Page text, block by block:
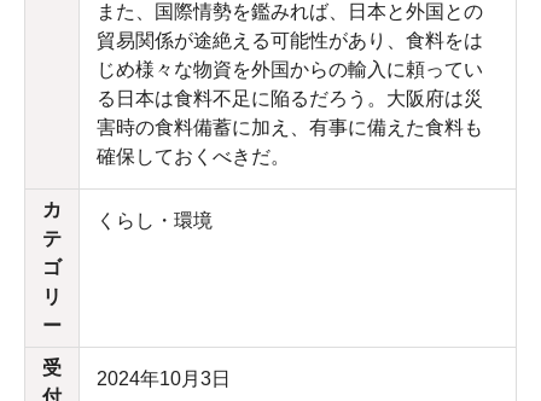
また、国際情勢を鑑みれば、日本と外国との
貿易関係が途絶える可能性があり、食料をは
じめ様々な物資を外国からの輸入に頼ってい
る日本は食料不足に陥るだろう。大阪府は災
害時の食料備蓄に加え、有事に備えた食料も
確保しておくべきだ。
カ
テ
ゴ
リ
ー
くらし・環境
受
付
2024年10月3日